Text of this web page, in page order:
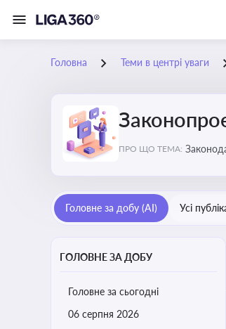
Головна Теми в центрі уваги
ПРО ЩО ТЕМА:
Головне за добу (AI) Усі
ГОЛОВНЕ ЗА ДОБУ
Головне за сьогодні
06 серпня 2026